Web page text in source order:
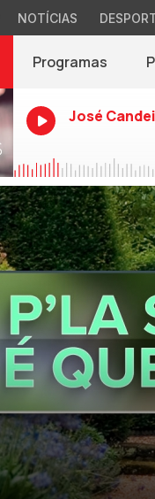
NOTÍCIAS
Programas
José